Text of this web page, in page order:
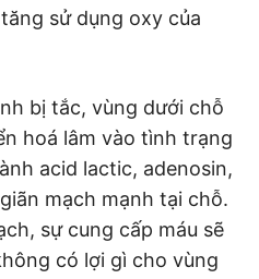
sử dụng oxy của
bị tắc, vùng dưới chỗ
hoá lâm vào tình trạng
acid lactic, adenosin,
mạch mạnh tại chỗ.
sự cung cấp máu sẽ
có lợi gì cho vùng